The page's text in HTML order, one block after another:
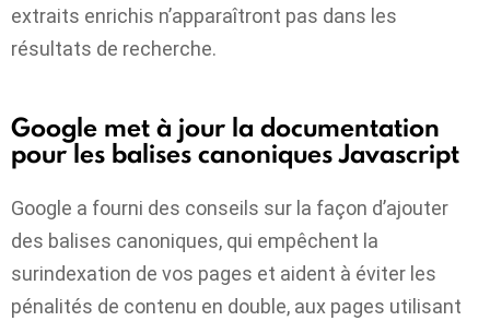
extraits enrichis n’apparaîtront pas dans les
résultats de recherche.
Google met à jour la documentation
pour les balises canoniques Javascript
Google a fourni des conseils sur la façon d’ajouter
des balises canoniques, qui empêchent la
surindexation de vos pages et aident à éviter les
pénalités de contenu en double, aux pages utilisant